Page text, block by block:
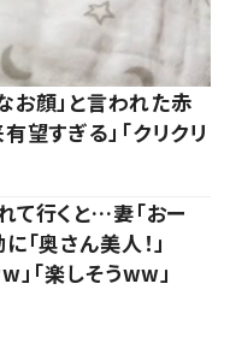
お顔」と言われた赤
すぎる」「クリクリ
て行くと…妻「おー
「奥さん美人！」
」「楽しそうww」